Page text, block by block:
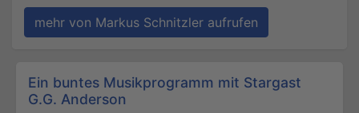
mehr von Markus Schnitzler aufrufen
Beitrags-Navigation
Ein buntes Musikprogramm mit Stargast
G.G. Anderson